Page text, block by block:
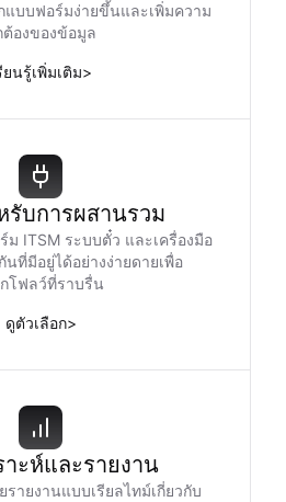
แบบฟอร์มง่ายขึ้นและเพิ่มความ
ต้องของข้อมูล
ยนรู้เพิ่มเติม>
รับการผสานรวม
ITSM ระบบตั๋ว และเครื่องมือ
นที่มีอยู่ได้อย่างง่ายดายเพื่อ
กโฟลว์ที่ราบรื่น
ดูตัวเลือก>
าะห์และรายงาน
ายงานแบบเรียลไทม์เกี่ยวกับ